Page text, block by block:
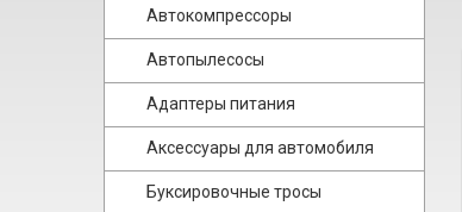
Автокомпрессоры
Автопылесосы
Адаптеры питания
Аксессуары для автомобиля
Буксировочные тросы